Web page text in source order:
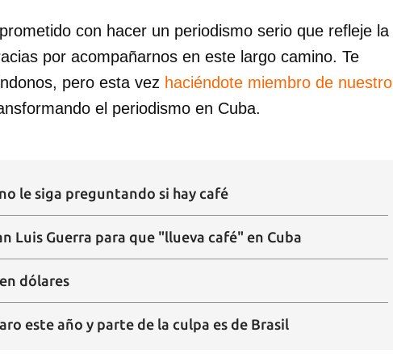
con hacer un periodismo serio que refleje la
por acompañarnos en este largo camino. Te
pero esta vez haciéndote miembro de nuestro
el periodismo en Cuba.
le siga preguntando si hay café
Luis Guerra para que "llueva café" en Cuba
dólares
este año y parte de la culpa es de Brasil